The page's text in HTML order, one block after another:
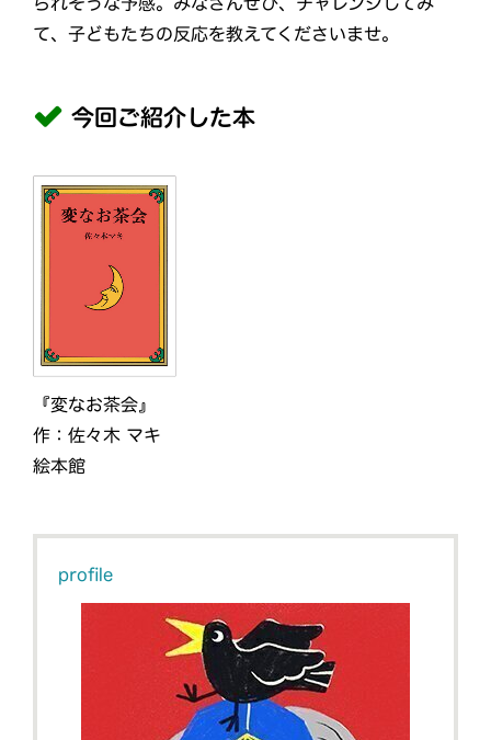
て、子どもたちの反応を教えてくださいませ。
今回ご紹介した本
『変なお茶会』
作：佐々木 マキ
絵本館
profile